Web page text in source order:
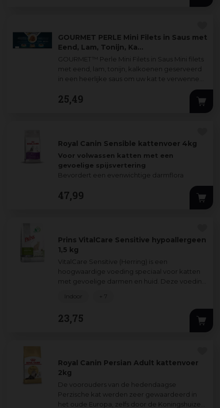
GOURMET PERLE Mini Filets in Saus met
Eend, Lam, Tonijn, Ka…
GOURMET™ Perle Mini Filets in Saus Mini filets
met eend, lam, tonijn, kalkoenen geserveerd
in een heerlijke saus om uw kat te verwennen.
25,49
Royal Canin Sensible kattenvoer 4kg
Voor volwassen katten met een
gevoelige spijsvertering
Bevordert een evenwichtige darmflora
Katten met een gev
47,99
Prins VitalCare Sensitive hypoallergeen
1,5 kg
VitalCare Sensitive (Herring) is een
hoogwaardige voeding speciaal voor katten
met gevoelige darmen en huid. Deze voeding
(haring
23,75
Indoor + 7
Royal Canin Persian Adult kattenvoer
2kg
De voorouders van de hedendaagse
Perzische kat werden zeer gewaardeerd in
het oude Europa, zelfs door de Koningshuizen.